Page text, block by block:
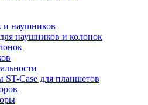
и наушников
наушников и колонок
ST-Case для планшетов